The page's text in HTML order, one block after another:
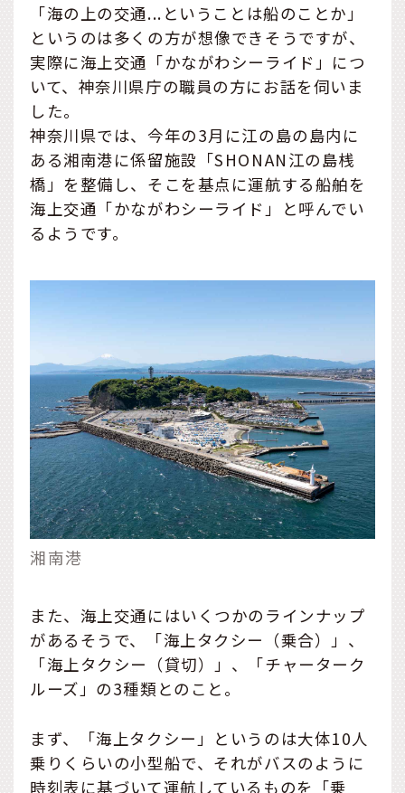
「海の上の交通...ということは船のことか」
というのは多くの方が想像できそうですが、
実際に海上交通「かながわシーライド」につ
いて、神奈川県庁の職員の方にお話を伺いま
した。
神奈川県では、今年の3月に江の島の島内に
ある湘南港に係留施設「SHONAN江の島桟
橋」を整備し、そこを基点に運航する船舶を
海上交通「かながわシーライド」と呼んでい
るようです。
湘南港
また、海上交通にはいくつかのラインナップ
があるそうで、「海上タクシー（乗合）」、
「海上タクシー（貸切）」、「チャーターク
ルーズ」の3種類とのこと。
まず、「海上タクシー」というのは大体10人
乗りくらいの小型船で、それがバスのように
時刻表に基づいて運航しているものを「乗